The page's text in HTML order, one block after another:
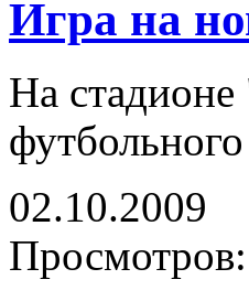
Игра на
На
02.10.2009
Просмотров: